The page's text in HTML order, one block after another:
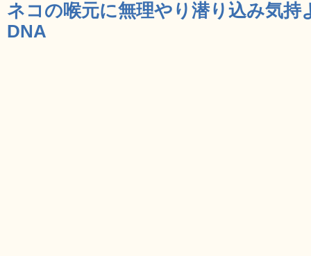
ネコの喉元に無理やり潜り込み気持
DNA